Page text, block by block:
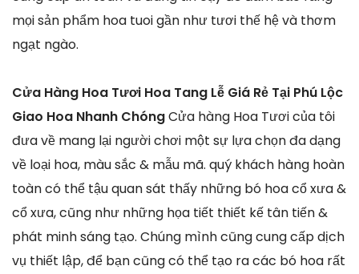
mọi sản phẩm hoa tuoi gần như tươi thế hệ và thơm
ngạt ngào.
Cửa Hàng Hoa Tươi Hoa Tang Lễ Giá Rẻ Tại Phú Lộc
Giao Hoa Nhanh ChóngCửa hàng Hoa Tươi của tôi
đưa về mang lại người chơi một sự lựa chọn đa dạng
về loại hoa, màu sắc & mẫu mã. quý khách hàng hoàn
toàn có thể tậu quan sát thấy những bó hoa cổ xưa &
cổ xưa, cũng như những họa tiết thiết kế tân tiến &
phát minh sáng tạo. Chúng mình cũng cung cấp dịch
vụ thiết lập, để bạn cũng có thể tạo ra các bó hoa rất